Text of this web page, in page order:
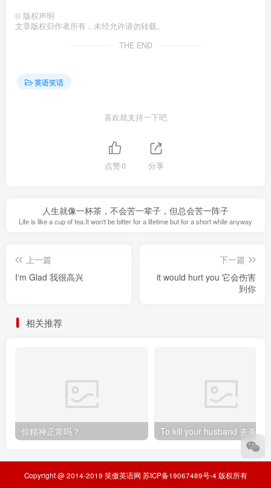
© 版权声明
文章版权归作者所有，未经允许请勿转载。
THE END
英语笑话
喜欢就支持一下吧
点赞0 分享
人生就像一杯茶，不会苦一辈子，但总会苦一阵子
Life is like a cup of tea.It won't be bitter for a lifetime but for a short while anyway
上一篇
I‘m Glad 我很高兴
下一篇
it would hurt you 它会伤害
到你
相关推荐
你精神正常吗？
Copyright @ 2014-2019 笑傲英语网 苏ICP备19067489号-4 版权所有